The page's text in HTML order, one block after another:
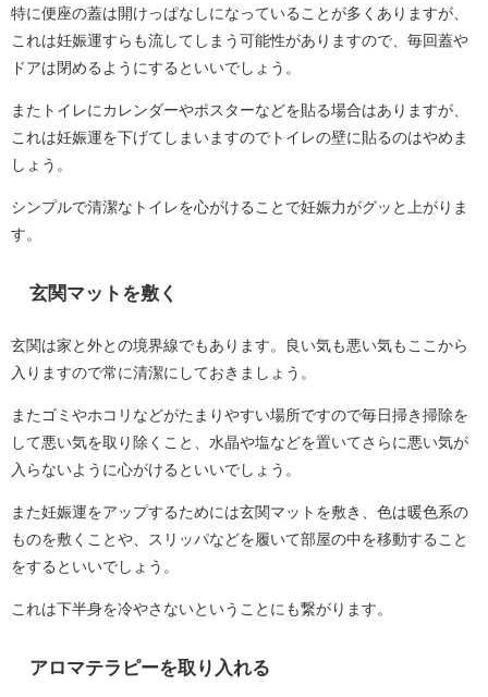
特に便座の蓋は開けっぱなしになっていることが多くありますが、
これは妊娠運すらも流してしまう可能性がありますので、毎回蓋や
ドアは閉めるようにするといいでしょう。
またトイレにカレンダーやポスターなどを貼る場合はありますが、
これは妊娠運を下げてしまいますのでトイレの壁に貼るのはやめま
しょう。
シンプルで清潔なトイレを心がけることで妊娠力がグッと上がりま
す。
玄関マットを敷く
玄関は家と外との境界線でもあります。良い気も悪い気もここから
入りますので常に清潔にしておきましょう。
またゴミやホコリなどがたまりやすい場所ですので毎日掃き掃除を
して悪い気を取り除くこと、水晶や塩などを置いてさらに悪い気が
入らないように心がけるといいでしょう。
また妊娠運をアップするためには玄関マットを敷き、色は暖色系の
ものを敷くことや、スリッパなどを履いて部屋の中を移動すること
をするといいでしょう。
これは下半身を冷やさないということにも繋がります。
アロマテラピーを取り入れる